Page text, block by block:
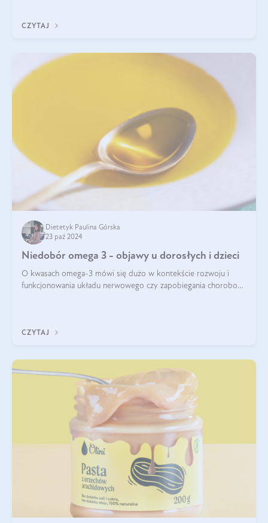
CZYTAJ
Dietetyk Paulina Górska
23 paź 2024
Niedobór omega 3 - objawy u dorosłych i dzieci
O kwasach omega-3 mówi się dużo w kontekście rozwoju i
funkcjonowania układu nerwowego czy zapobiegania chorobom
CZYTAJ